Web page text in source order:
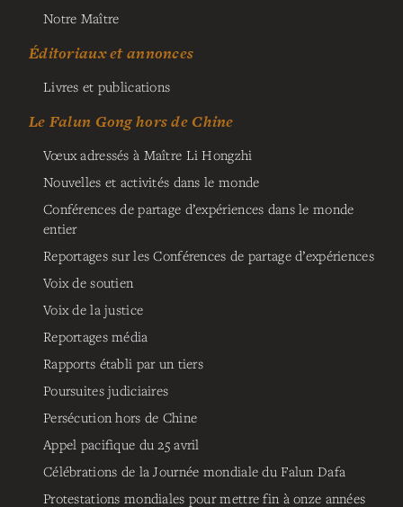
Notre Maître
Éditoriaux et annonces
Livres et publications
Le Falun Gong hors de Chine
Vœux adressés à Maître Li Hongzhi
Nouvelles et activités dans le monde
Conférences de partage d’expériences dans le monde
entier
Reportages sur les Conférences de partage d’expériences
Voix de soutien
Voix de la justice
Reportages média
Rapports établi par un tiers
Poursuites judiciaires
Persécution hors de Chine
Appel pacifique du 25 avril
Célébrations de la Journée mondiale du Falun Dafa
Protestations mondiales pour mettre fin à onze années